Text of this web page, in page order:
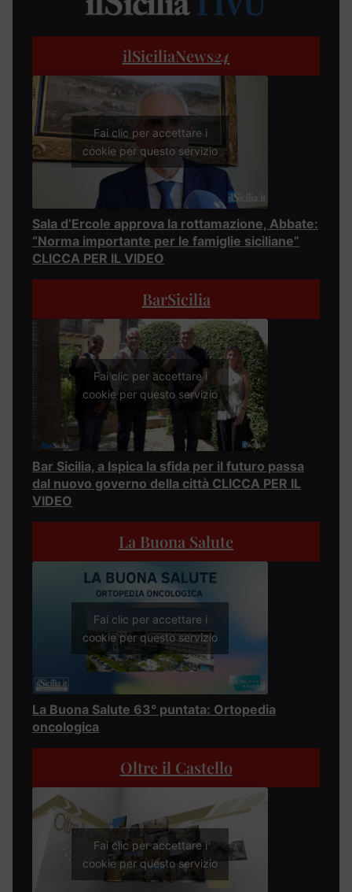
ilSiciliaNews24
Fai clic per accettare i
cookie per questo servizio
Sala d’Ercole approva la rottamazione, Abbate:
“Norma importante per le famiglie siciliane”
CLICCA PER IL VIDEO
BarSicilia
Fai clic per accettare i
cookie per questo servizio
Bar Sicilia, a Ispica la sfida per il futuro passa
dal nuovo governo della città CLICCA PER IL
VIDEO
La Buona Salute
Fai clic per accettare i
cookie per questo servizio
La Buona Salute 63° puntata: Ortopedia
oncologica
Oltre il Castello
Fai clic per accettare i
cookie per questo servizio